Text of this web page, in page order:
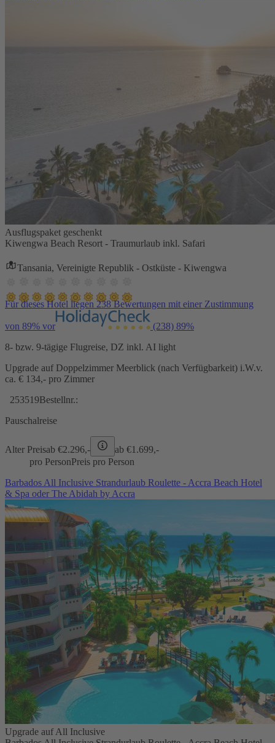
Ausflugspaket geschenkt
Kiwengwa Beach Resort - Traumurlaub inkl. Safari
Tansania, Vereinigte Republik - Ostküste - Kiwengwa
Für dieses Hotel liegen 238 Bewertungen mit einer Zustimmung
von 89% vor (238) 89%
8- bzw. 9-tägige Flugreise, DZ inkl. AI light
Upgrade auf Doppelzimmer Meerblick (nach Verfügbarkeit) i.W.v.
ca. € 134,- pro Zimmer
253519Bestellnr.:
Pauschalreise
Alter Preisab €2.296,- ab €1.699,-
pro PersonPreis pro Person
Barbados All Inclusive Strandurlaub Roulette - Accra Beach Hotel
& Spa oder The Abidah by Accra
Upgrade auf All Inclusive